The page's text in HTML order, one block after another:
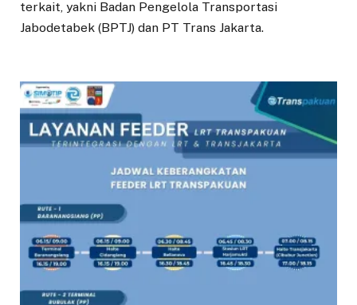
terkait, yakni Badan Pengelola Transportasi
Jabodetabek (BPTJ) dan PT Trans Jakarta.